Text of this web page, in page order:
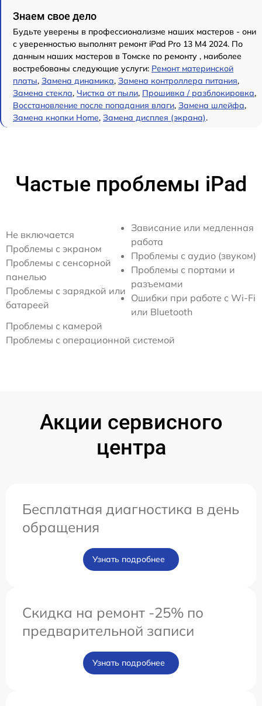
Знаем свое дело
Будьте уверены в профессионализме наших мастеров - они
с уверенностью выполнят ремонт iPad Pro 13 M4 2024. По
данным наших мастеров в Томске по ремонту , наиболее
востребованы следующие услуги: Ремонт материнской
платы, Замена динамика, Замена контроллера питания,
Замена стекла, Чистка от пыли, Прошивка / разблокировка,
Восстановление после попадания влаги, Замена шлейфа,
Замена кнопки Home, Замена дисплея (экрана).
Частые проблемы iPad
Не включается
Проблемы с экраном
Проблемы с сенсорной
панелью
Проблемы с зарядкой или
батареей
Зависание или медленная
работа
Проблемы с аудио (звуком)
Проблемы с портами и
разъемами
Ошибки при работе с Wi-Fi
или Bluetooth
Проблемы с камерой
Проблемы с операционной системой
Акции сервисного
центра
Бесплатная диагностика в день
обращения
Узнать подробнее
Скидка на ремонт -25% по
предварительной записи
Узнать подробнее